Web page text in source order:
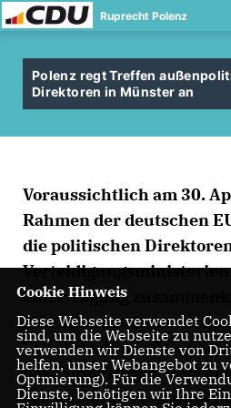
Ruprecht Polenz
Polenz regt Treffen
Direktoren in Münster an
Voraussichtlich am 30.
Rahmen der deutschen
die politischen
Verteidigungsministerien
einer Tagung
Münsteraner
Vorsitzende des
des Bundestages,
gegenüber dem
Cookie Hinweis
Diese Webseite verwendet
sind, um die Webseite zu
verwenden wir Dienste von
helfen, unser Webangebot zu
Optmierung). Für die
Dienste, benötigen wir Ihre